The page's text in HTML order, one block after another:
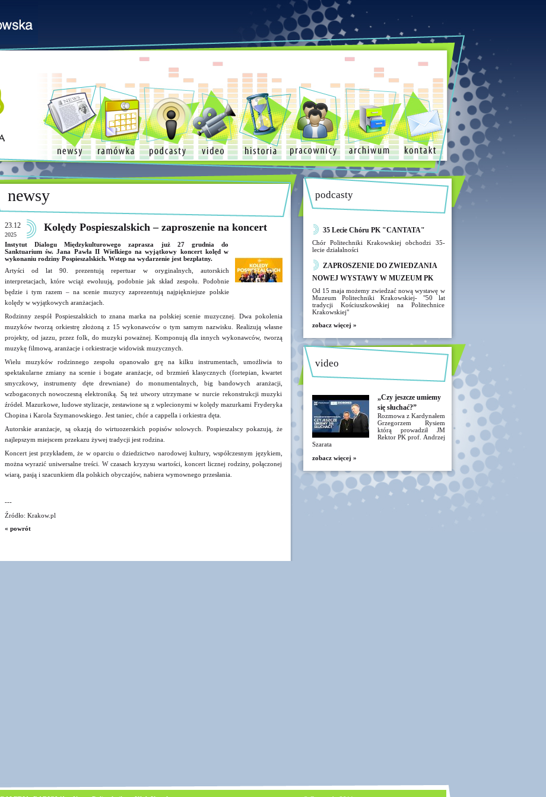
newsy
23.12
2025
Kolędy Pospieszalskich – zaproszenie na koncert
Instytut Dialogu Międzykulturowego zaprasza już 27 grudnia do
Sanktuarium św. Jana Pawła II Wielkiego na wyjątkowy koncert kolęd w
wykonaniu rodziny Pospieszalskich. Wstęp na wydarzenie jest bezpłatny.
Artyści od lat 90. prezentują repertuar w oryginalnych, autorskich
interpretacjach, które wciąż ewoluują, podobnie jak skład zespołu. Podobnie
będzie i tym razem – na scenie muzycy zaprezentują najpiękniejsze polskie
kolędy w wyjątkowych aranżacjach.
Rodzinny zespół Pospieszalskich to znana marka na polskiej scenie muzycznej. Dwa pokolenia
muzyków tworzą orkiestrę złożoną z 15 wykonawców o tym samym nazwisku. Realizują własne
projekty, od jazzu, przez folk, do muzyki poważnej. Komponują dla innych wykonawców, tworzą
muzykę filmową, aranżacje i orkiestracje widowisk muzycznych.
Wielu muzyków rodzinnego zespołu opanowało grę na kilku instrumentach, umożliwia to
spektakularne zmiany na scenie i bogate aranżacje, od brzmień klasycznych (fortepian, kwartet
smyczkowy, instrumenty dęte drewniane) do monumentalnych, big bandowych aranżacji,
wzbogaconych nowoczesną elektroniką. Są też utwory utrzymane w nurcie rekonstrukcji muzyki
źródeł. Mazurkowe, ludowe stylizacje, zestawione są z wplecionymi w kolędy mazurkami Fryderyka
Chopina i Karola Szymanowskiego. Jest taniec, chór a cappella i orkiestra dęta.
Autorskie aranżacje, są okazją do wirtuozerskich popisów solowych. Pospieszalscy pokazują, że
najlepszym miejscem przekazu żywej tradycji jest rodzina.
Koncert jest przykładem, że w oparciu o dziedzictwo narodowej kultury, współczesnym językiem,
można wyrazić uniwersalne treści. W czasach kryzysu wartości, koncert licznej rodziny, połączonej
wiarą, pasją i szacunkiem dla polskich obyczajów, nabiera wymownego przesłania.
---
Źródło: Krakow.pl
« powrót
podcasty
35 Lecie Chóru PK "CANTATA"
Chór Politechniki Krakowskiej obchodzi 35-
lecie działalności
ZAPROSZENIE DO ZWIEDZANIA
NOWEJ WYSTAWY W MUZEUM PK
Od 15 maja możemy zwiedzać nową wystawę w
Muzeum Politechniki Krakowskiej- "50 lat
tradycji Kościuszkowskiej na Politechnice
Krakowskiej"
zobacz więcej »
video
„Czy jeszcze umiemy
się słuchać?”
Rozmowa z Kardynałem
Grzegorzem Rysiem
którą prowadził JM
Rektor PK prof. Andrzej
Szarata
zobacz więcej »